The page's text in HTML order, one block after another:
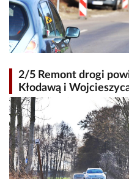
2/5 Remont drogi
Kłodawą i